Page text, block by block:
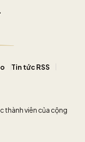
Tin tức RSS
thành viên của cộng